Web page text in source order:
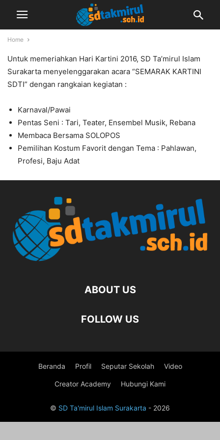
Home
Untuk memeriahkan Hari Kartini 2016, SD Ta’mirul Islam
Surakarta menyelenggarakan acara “SEMARAK KARTINI
SDTI” dengan rangkaian kegiatan :
Karnaval/Pawai
Pentas Seni : Tari, Teater, Ensembel Musik, Rebana
Membaca Bersama SOLOPOS
Pemilihan Kostum Favorit dengan Tema : Pahlawan,
Profesi, Baju Adat
ABOUT US
FOLLOW US
Beranda Profil Seputar Sekolah Video
Creator Academy Hubungi Kami
© SD Ta'mirul Islam Surakarta - 2026